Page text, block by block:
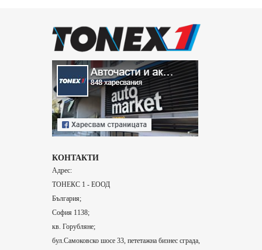
КОНТАКТИ
Адрес:
ТОНЕКС 1 - ЕООД
България;
София 1138;
кв. Горубляне;
бул.Самоковско шосе 33, пететажна бизнес сграда,